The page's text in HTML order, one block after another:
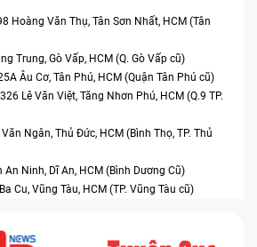
Hoàng Văn Thụ, Tân Sơn Nhất, HCM (Tân
Trung, Gò Vấp, HCM (Q. Gò Vấp cũ)
Âu Cơ, Tân Phú, HCM (Quận Tân Phú cũ)
326 Lê Văn Việt, Tăng Nhơn Phú, HCM (Q.9 TP.
Ngân, Thủ Đức, HCM (Bình Thọ, TP. Thủ
An Ninh, Dĩ An, HCM (Bình Dương Cũ)
Cu, Vũng Tàu, HCM (TP. Vũng Tàu cũ)